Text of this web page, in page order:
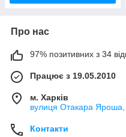
Про нас
97% позитивних з 34
Працює з 19.05.2010
м. Харків
вулиця Отакара Яроша,
Контакти